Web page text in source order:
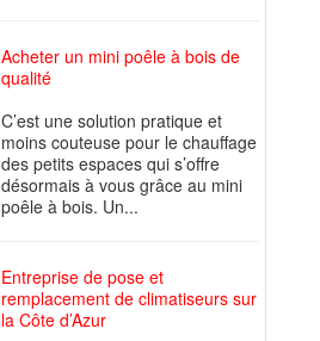
Acheter un mini poêle à bois de
qualité
C’est une solution pratique et
moins couteuse pour le chauffage
des petits espaces qui s’offre
désormais à vous grâce au mini
poêle à bois. Un...
Entreprise de pose et
remplacement de climatiseurs sur
la Côte d’Azur